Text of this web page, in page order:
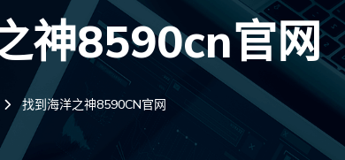
神8590cn官网
找到海洋之神8590CN官网